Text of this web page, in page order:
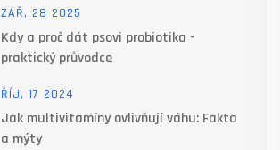
ZÁŘ, 28 2025
Kdy a proč dát psovi probiotika -
praktický průvodce
ŘÍJ, 17 2024
Jak multivitamíny ovlivňují váhu: Fakta
a mýty